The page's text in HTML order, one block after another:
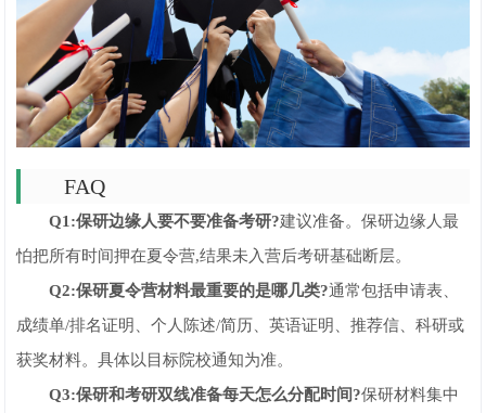
FAQ
Q1:保研边缘人要不要准备考研?建议准备。保研边缘人最
怕把所有时间押在夏令营,结果未入营后考研基础断层。
Q2:保研夏令营材料最重要的是哪几类?通常包括申请表、
成绩单/排名证明、个人陈述/简历、英语证明、推荐信、科研或
获奖材料。具体以目标院校通知为准。
Q3:保研和考研双线准备每天怎么分配时间?保研材料集中